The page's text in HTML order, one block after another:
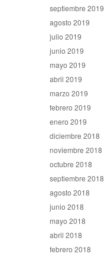
septiembre 2019
agosto 2019
julio 2019
junio 2019
mayo 2019
abril 2019
marzo 2019
febrero 2019
enero 2019
diciembre 2018
noviembre 2018
octubre 2018
septiembre 2018
agosto 2018
junio 2018
mayo 2018
abril 2018
febrero 2018